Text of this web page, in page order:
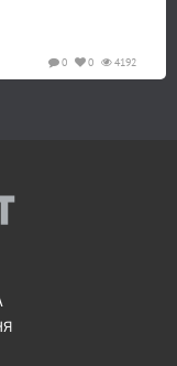
4192
0
0